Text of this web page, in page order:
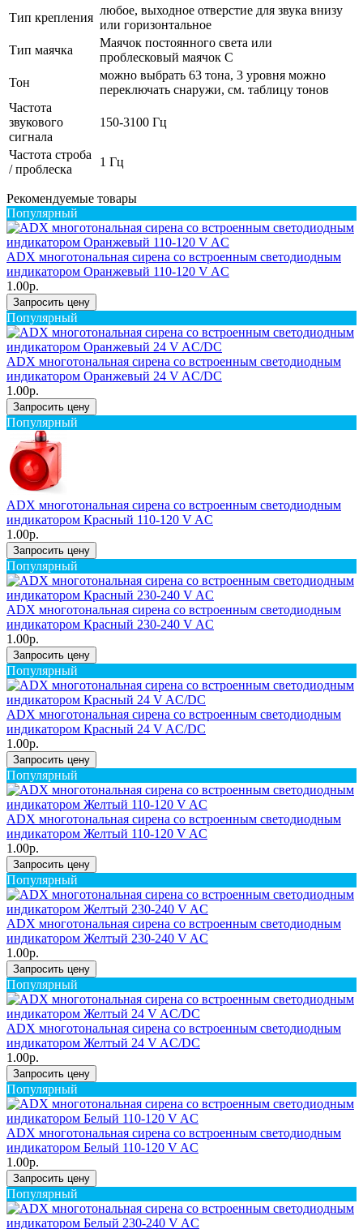
Тип крепления
любое, выходное отверстие для звука внизу
или горизонтальное
Тип маячка
Маячок постоянного света или
проблесковый маячок С
Тон
можно выбрать 63 тона, 3 уровня можно
переключать снаружи, см. таблицу тонов
Частота
звукового
сигнала
150-3100 Гц
Частота строба
/ проблеска
1 Гц
Рекомендуемые товары
Популярный
ADX многотональная сирена со встроенным светодиодным
индикатором Оранжевый 110-120 V AC
1.00р.
Запросить цену
Популярный
ADX многотональная сирена со встроенным светодиодным
индикатором Оранжевый 24 V AC/DC
1.00р.
Запросить цену
Популярный
ADX многотональная сирена со встроенным светодиодным
индикатором Красный 110-120 V AC
1.00р.
Запросить цену
Популярный
ADX многотональная сирена со встроенным светодиодным
индикатором Красный 230-240 V AC
1.00р.
Запросить цену
Популярный
ADX многотональная сирена со встроенным светодиодным
индикатором Красный 24 V AC/DC
1.00р.
Запросить цену
Популярный
ADX многотональная сирена со встроенным светодиодным
индикатором Желтый 110-120 V AC
1.00р.
Запросить цену
Популярный
ADX многотональная сирена со встроенным светодиодным
индикатором Желтый 230-240 V AC
1.00р.
Запросить цену
Популярный
ADX многотональная сирена со встроенным светодиодным
индикатором Желтый 24 V AC/DC
1.00р.
Запросить цену
Популярный
ADX многотональная сирена со встроенным светодиодным
индикатором Белый 110-120 V AC
1.00р.
Запросить цену
Популярный